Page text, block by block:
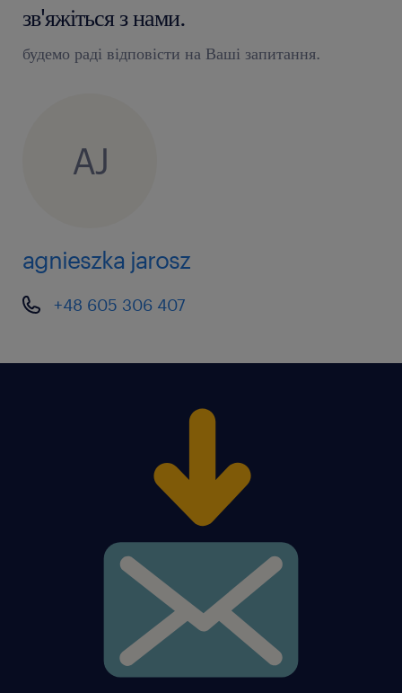
зв'яжіться з нами.
будемо раді відповісти на Ваші запитання.
AJ
agnieszka jarosz
+48 605 306 407